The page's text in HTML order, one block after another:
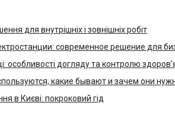
для внутрішніх і зовнішніх робіт
современное решение для
особливості догляду та контролю
какие бывают и зачем они
в Києві: покроковий гід